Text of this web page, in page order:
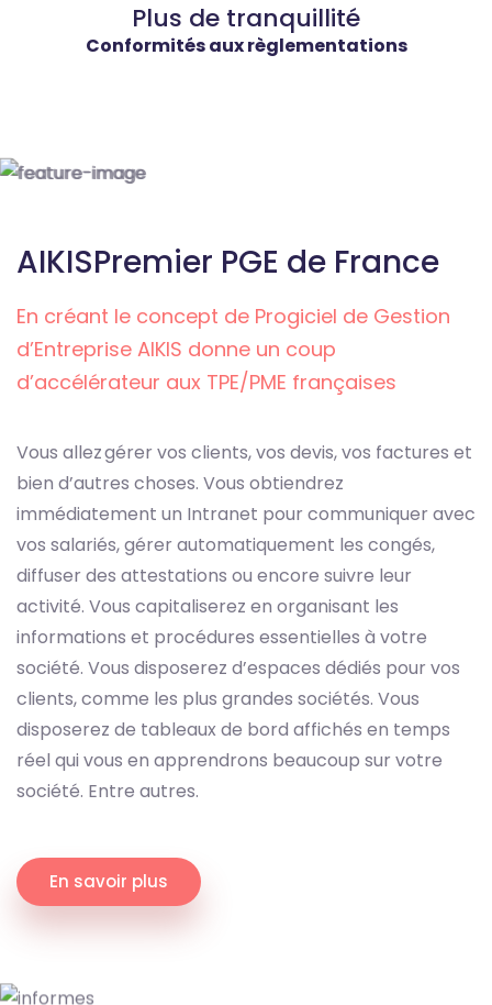
Plus de tranquillité
Conformités aux règlementations
AIKISPremier PGE de France
En créant le concept de Progiciel de Gestion
d’Entreprise AIKIS donne un coup
d’accélérateur aux TPE/PME françaises
Vous allez gérer vos clients, vos devis, vos factures et
bien d’autres choses. Vous obtiendrez
immédiatement un Intranet pour communiquer avec
vos salariés, gérer automatiquement les congés,
diffuser des attestations ou encore suivre leur
activité. Vous capitaliserez en organisant les
informations et procédures essentielles à votre
société. Vous disposerez d’espaces dédiés pour vos
clients, comme les plus grandes sociétés. Vous
disposerez de tableaux de bord affichés en temps
réel qui vous en apprendrons beaucoup sur votre
société. Entre autres.
En savoir plus